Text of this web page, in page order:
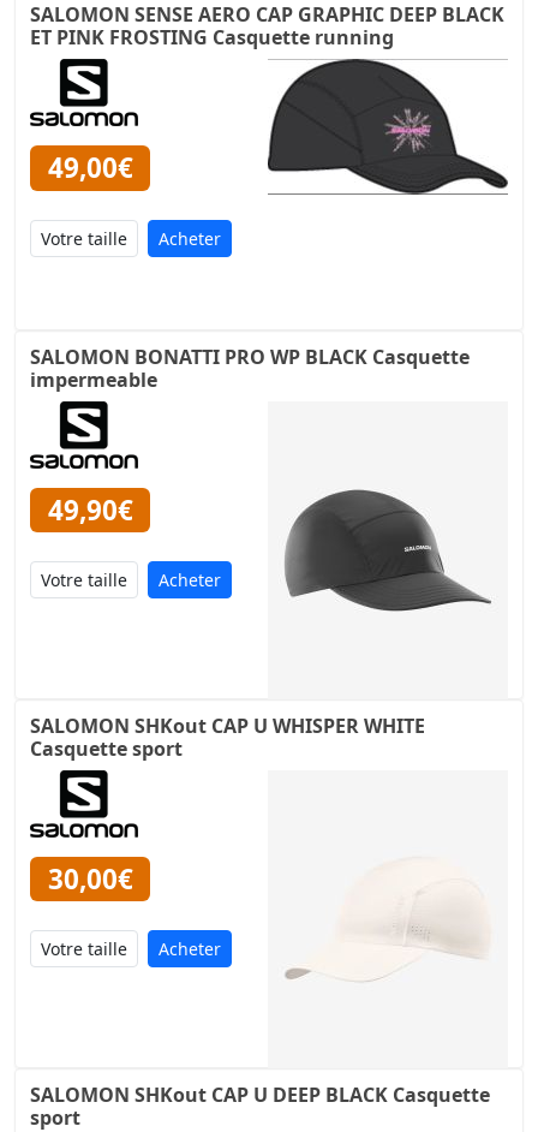
SALOMON SENSE AERO CAP GRAPHIC DEEP BLACK
ET PINK FROSTING Casquette running
49,00€
Acheter
SALOMON BONATTI PRO WP BLACK Casquette
impermeable
49,90€
Acheter
SALOMON SHKout CAP U WHISPER WHITE
Casquette sport
30,00€
Acheter
SALOMON SHKout CAP U DEEP BLACK Casquette
sport